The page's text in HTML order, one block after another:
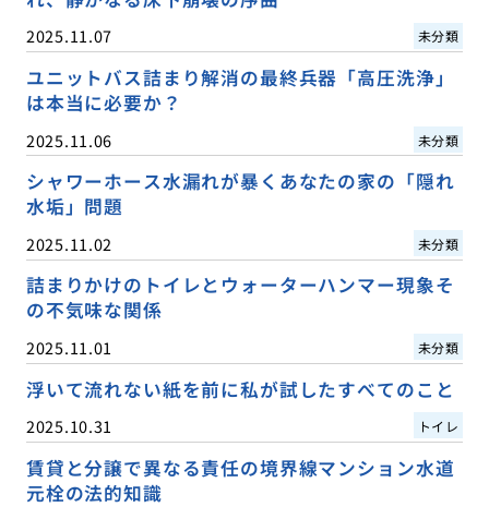
2025.11.07 未分類
ユニットバス詰まり解消の最終兵器「高圧洗浄」
は本当に必要か？
2025.11.06 未分類
シャワーホース水漏れが暴くあなたの家の「隠れ
水垢」問題
2025.11.02 未分類
詰まりかけのトイレとウォーターハンマー現象そ
の不気味な関係
2025.11.01 未分類
浮いて流れない紙を前に私が試したすべてのこと
2025.10.31 トイレ
賃貸と分譲で異なる責任の境界線マンション水道
元栓の法的知識